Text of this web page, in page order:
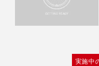
実施中